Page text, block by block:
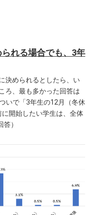
れる場合でも、3年
決められるとしたら、い
ろ、最も多かった回答は
いで「3年生の12月（冬休
開始したい学生は、全体
）